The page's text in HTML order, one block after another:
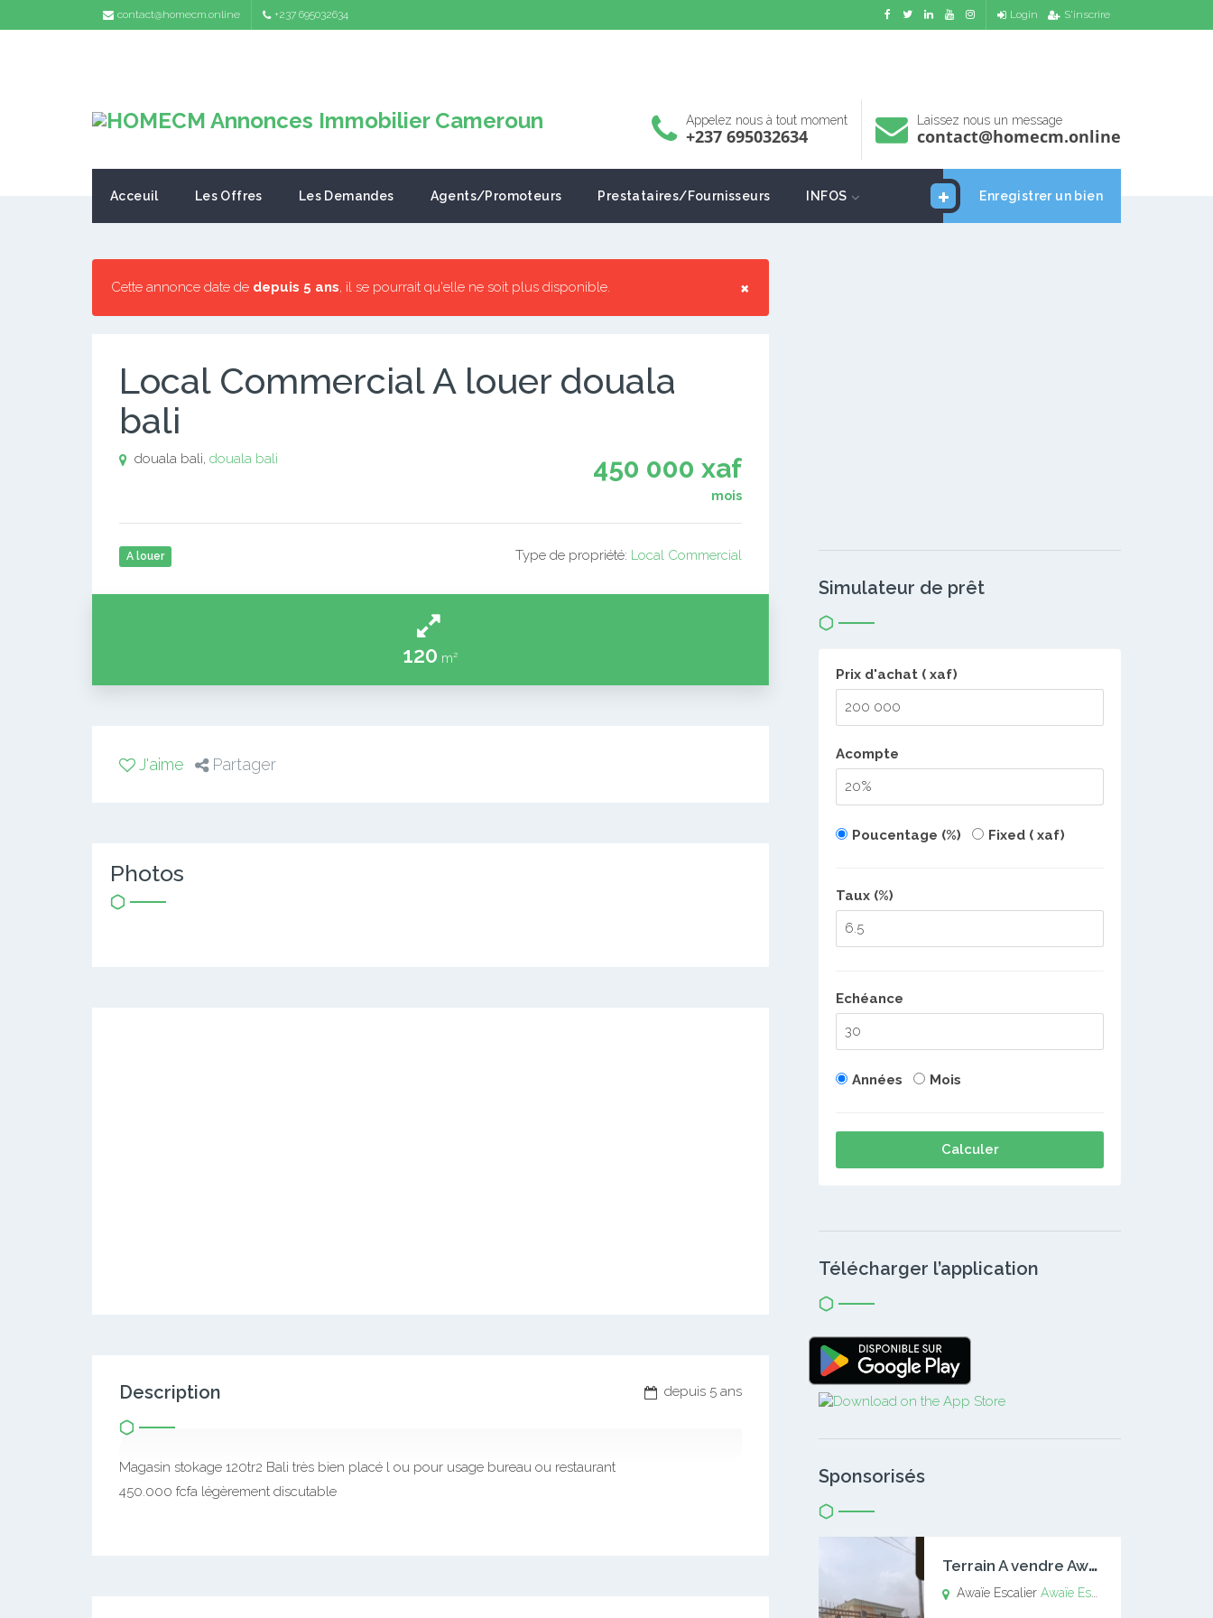
contact@homecm.online +237 695032634 Login S'inscrire
Appelez nous à tout moment
+237 695032634
Laissez nous un message
contact@homecm.online
Enregistrer un bien
Acceuil Les Offres Les Demandes Agents/Promoteurs Prestataires/Fournisseurs INFOS
×
Cette annonce date de depuis 5 ans, il se pourrait qu'elle ne soit plus disponible.
Local Commercial A louer douala
bali
450 000 xaf
mois
douala bali, douala bali
A louer Type de propriété: Local Commercial
120 m²
J'aime Partager
Photos
depuis 5 ans
Description
Magasin stokage 120tr2 Bali très bien placé l ou pour usage bureau ou restaurant
450.000 fcfa légèrement discutable
Simulateur de prêt
Prix d'achat ( xaf)
Acompte
Poucentage (%) Fixed ( xaf)
Taux (%)
Echéance
Années Mois
Calculer
Télécharger l’application
Sponsorisés
T
errain A vendre Awaïe Escalier
Awaïe EscalierAwaïe Escalier